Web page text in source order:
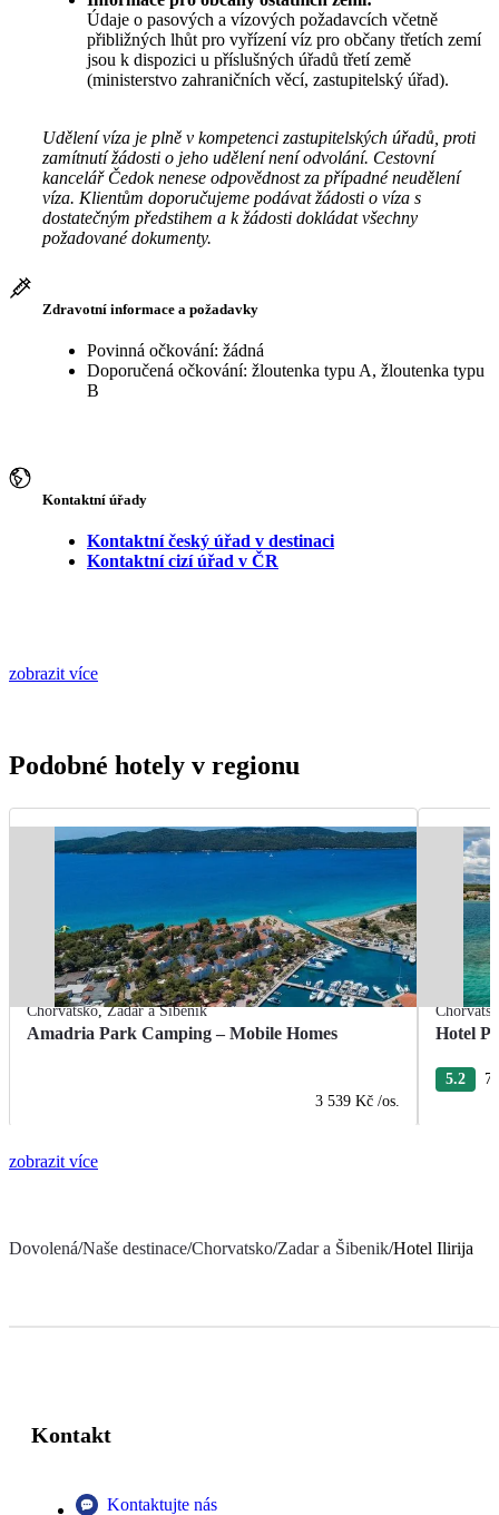
Údaje o pasových a vízových požadavcích včetně
přibližných lhůt pro vyřízení víz pro občany třetích zemí
jsou k dispozici u příslušných úřadů třetí země
(ministerstvo zahraničních věcí, zastupitelský úřad).
Udělení víza je plně v kompetenci zastupitelských úřadů, proti
zamítnutí žádosti o jeho udělení není odvolání. Cestovní
kancelář Čedok nenese odpovědnost za případné neudělení
víza. Klientům doporučujeme podávat žádosti o víza s
dostatečným předstihem a k žádosti dokládat všechny
požadované dokumenty.
Zdravotní informace a požadavky
Povinná očkování: žádná
Doporučená očkování: žloutenka typu A, žloutenka typu
B
Kontaktní úřady
Kontaktní český úřad v destinaci
Kontaktní cizí úřad v ČR
zobrazit více
Podobné hotely v regionu
Chorvatsko,Zadar a Šibenik
Amadria Park Camping – Mobile Homes
3 539 Kč /os.
Hotel
5.2 7
zobrazit více
Dovolená/Naše destinace/Chorvatsko/Zadar a Šibenik/Hotel Ilirija
Kontakt
Kontaktujte nás